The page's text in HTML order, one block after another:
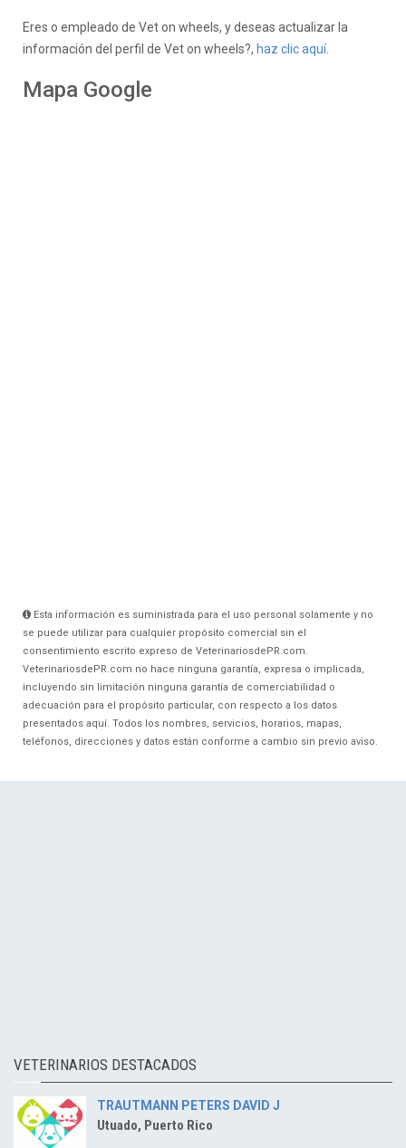
Eres o empleado de Vet on wheels, y deseas actualizar la
información del perfil de Vet on wheels?, haz clic aquí.
Mapa Google
Esta información es suministrada para el uso personal solamente y no
se puede utilizar para cualquier propósito comercial sin el
consentimiento escrito expreso de VeterinariosdePR.com.
VeterinariosdePR.com no hace ninguna garantía, expresa o implicada,
incluyendo sin limitación ninguna garantía de comerciabilidad o
adecuación para el propósito particular, con respecto a los datos
presentados aquí. Todos los nombres, servicios, horarios, mapas,
teléfonos, direcciones y datos están conforme a cambio sin previo aviso.
VETERINARIOS DESTACADOS
TRAUTMANN PETERS DAVID J
Utuado, Puerto Rico